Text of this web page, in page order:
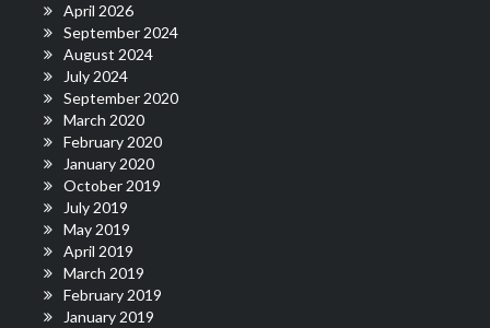
April 2026
September 2024
August 2024
July 2024
September 2020
March 2020
February 2020
January 2020
October 2019
July 2019
May 2019
April 2019
March 2019
February 2019
January 2019